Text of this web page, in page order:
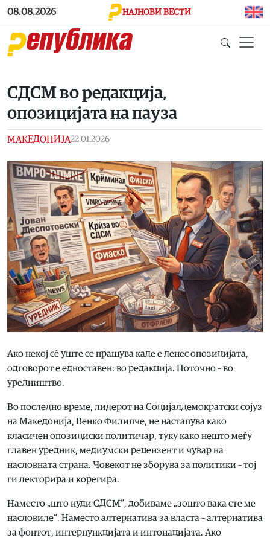
Skip to main content
08.08.2026 НАЈНОВИ ВЕСТИ
СДСМ во редакција,
опозицијата на пауза
МАКЕДОНИЈА22.01.2026
Ако некој сè уште се прашува каде е денес опозицијата,
одговорот е едноставен: во редакција. Поточно – во
уредништво.
Во последно време, лидерот на Социјалдемократски сојуз
на Македонија, Венко Филипче, не настапува како
класичен опозициски политичар, туку како нешто меѓу
главен уредник, медиумски рецензент и чувар на
насловната страна. Човекот не зборува за политики – тој
ги лекторира и корегира.
Наместо „што нуди СДСМ“, добиваме „зошто вака сте ме
насловиле“. Наместо алтернатива за власта – алтернатива
за фонтот, интерпункцијата и интонацијата. Ако